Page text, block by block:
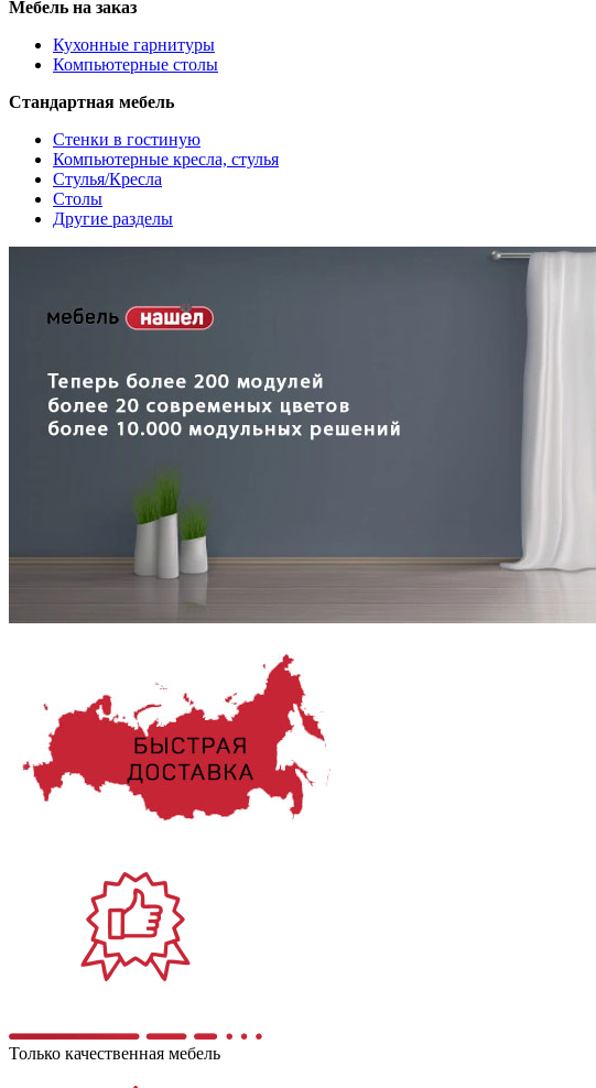
Мебель на заказ
Кухонные гарнитуры
Компьютерные столы
Стандартная мебель
Стенки в гостиную
Компьютерные кресла, стулья
Стулья/Кресла
Столы
Другие разделы
Только качественная мебель